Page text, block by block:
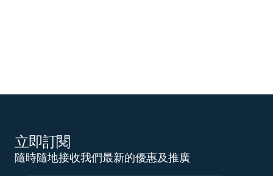
立即訂閱
隨時隨地接收我們最新的優惠及推廣